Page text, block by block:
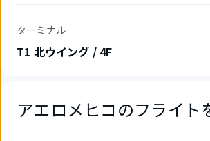
ターミナル
T1 北ウイング / 4F
アエロメヒコのフライト